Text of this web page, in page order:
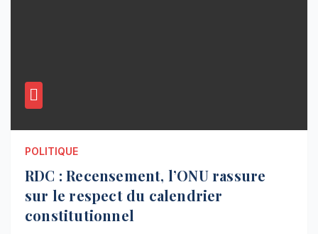
POLITIQUE
RDC : Recensement, l’ONU rassure
sur le respect du calendrier
constitutionnel